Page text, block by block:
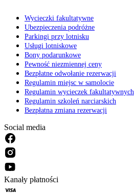
Wycieczki fakultatywne
Ubezpieczenia podróżne
Parkingi przy lotnisku
Usługi lotniskowe
Bony podarunkowe
Pewność niezmiennej ceny
Bezpłatne odwołanie rezerwacji
Regulamin miejsc w samolocie
Regulamin wycieczek fakultatywnych
Regulamin szkoleń narciarskich
Bezpłatna zmiana rezerwacji
Social media
Kanały płatności